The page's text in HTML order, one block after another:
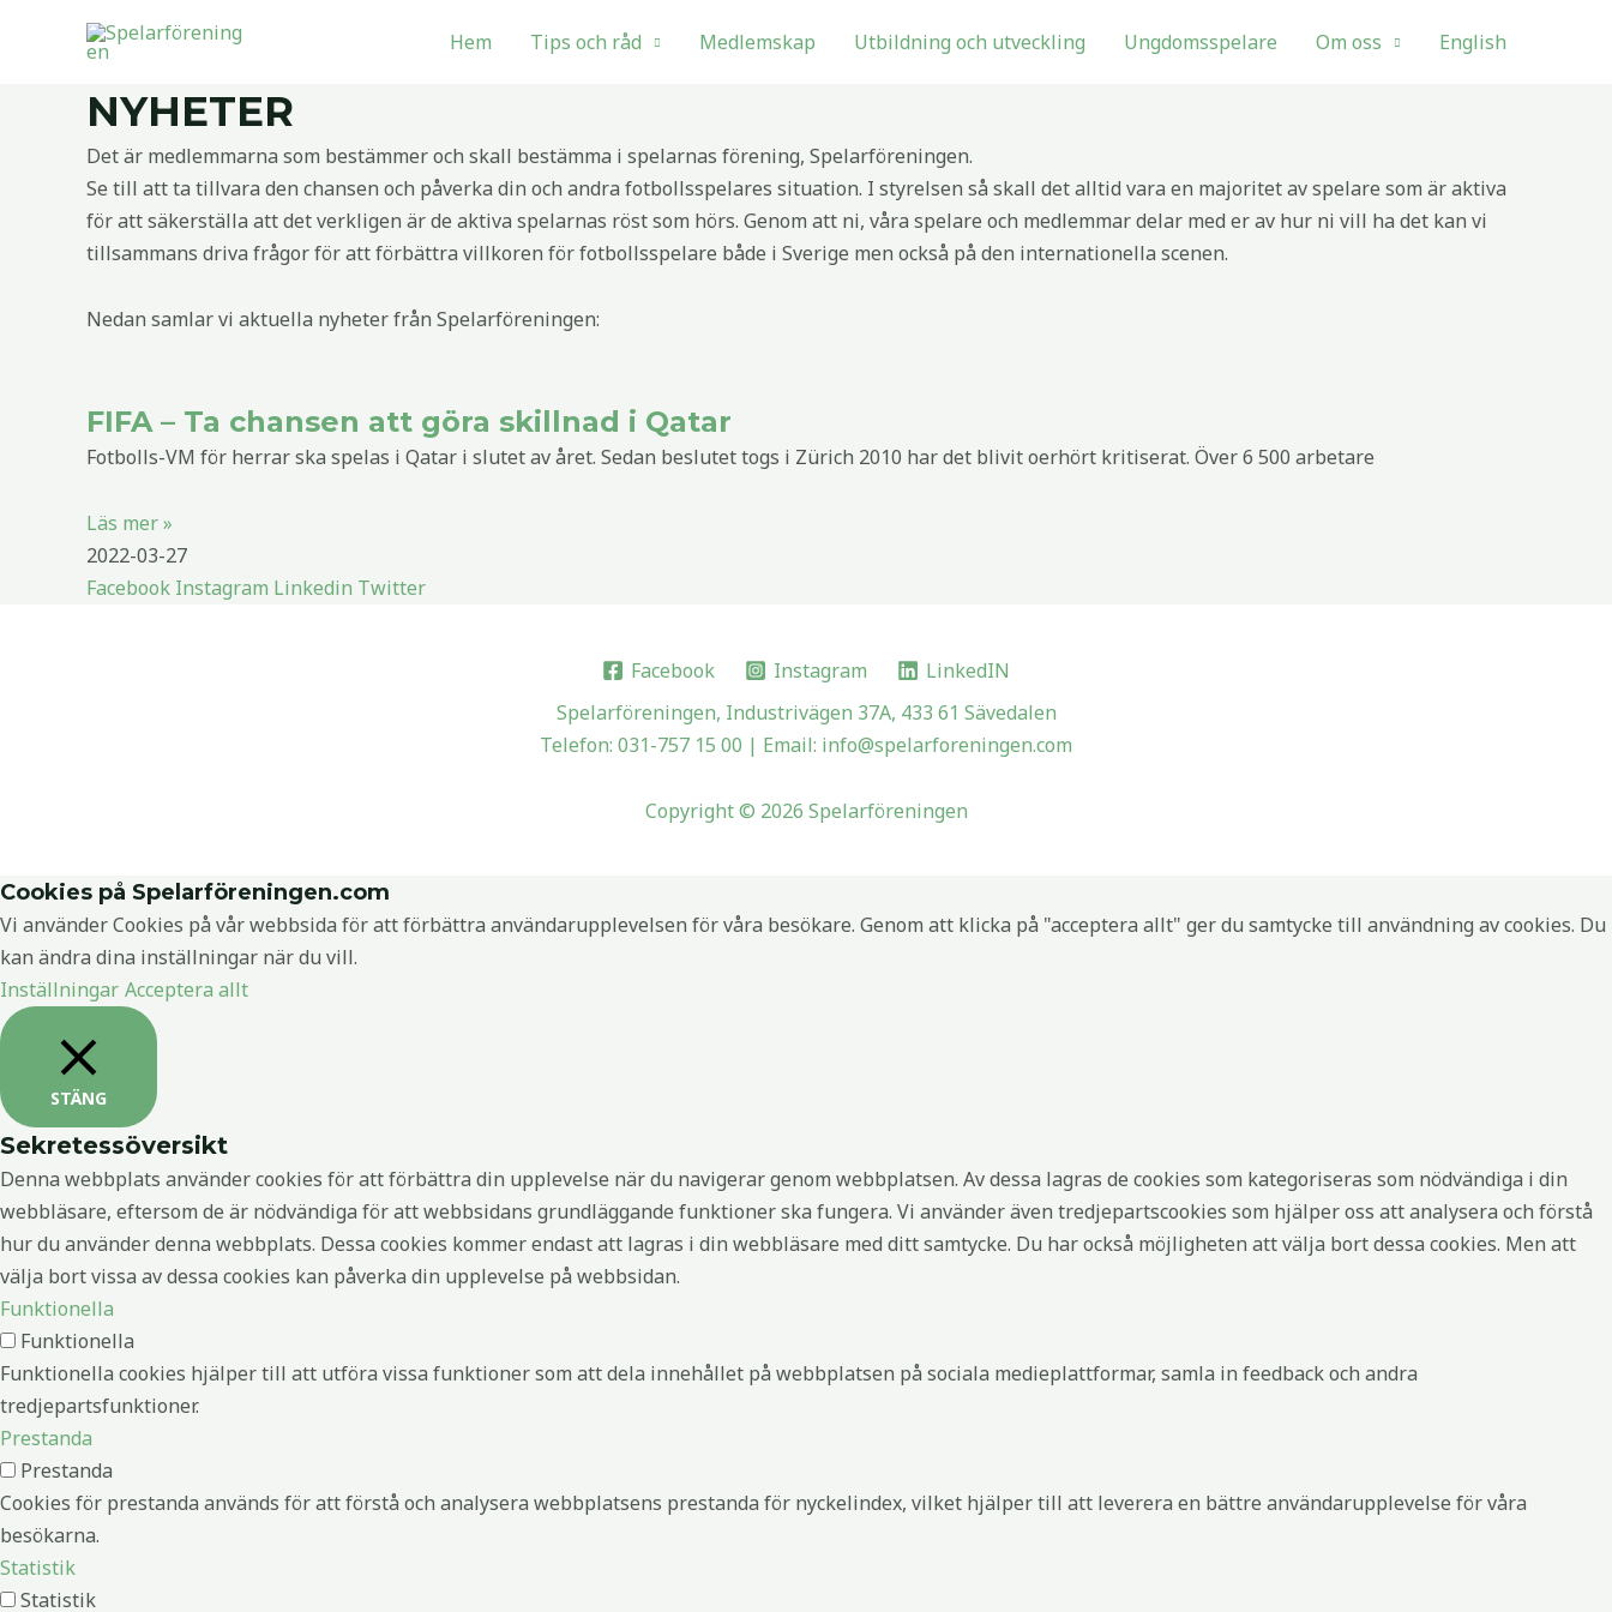
Hem Tips och råd Medlemskap Utbildning och utveckling Ungdomsspelare Om oss English
NYHETER
Det är medlemmarna som bestämmer och skall bestämma i spelarnas förening, Spelarföreningen.
Se till att ta tillvara den chansen och påverka din och andra fotbollsspelares situation. I styrelsen så skall det alltid vara en majoritet av spelare som är aktiva
för att säkerställa att det verkligen är de aktiva spelarnas röst som hörs. Genom att ni, våra spelare och medlemmar delar med er av hur ni vill ha det kan vi
tillsammans driva frågor för att förbättra villkoren för fotbollsspelare både i Sverige men också på den internationella scenen.
Nedan samlar vi aktuella nyheter från Spelarföreningen:
FIFA – Ta chansen att göra skillnad i Qatar
Fotbolls-VM för herrar ska spelas i Qatar i slutet av året. Sedan beslutet togs i Zürich 2010 har det blivit oerhört kritiserat. Över 6 500 arbetare
Läs mer »
2022-03-27
Facebook Instagram Linkedin Twitter
Facebook Instagram
LinkedIN
Spelarföreningen, Industrivägen 37A, 433 61 Sävedalen
Telefon: 031-757 15 00 | Email: info@spelarforeningen.com
Copyright © 2026 Spelarföreningen
Cookies på Spelarföreningen.com
Vi använder Cookies på vår webbsida för att förbättra användarupplevelsen för våra besökare. Genom att klicka på "acceptera allt" ger du samtycke till användning av cookies. Du
kan ändra dina inställningar när du vill.
Inställningar Acceptera allt
STÄNG
Sekretessöversikt
Denna webbplats använder cookies för att förbättra din upplevelse när du navigerar genom webbplatsen. Av dessa lagras de cookies som kategoriseras som nödvändiga i din
webbläsare, eftersom de är nödvändiga för att webbsidans grundläggande funktioner ska fungera. Vi använder även tredjepartscookies som hjälper oss att analysera och förstå
hur du använder denna webbplats. Dessa cookies kommer endast att lagras i din webbläsare med ditt samtycke. Du har också möjligheten att välja bort dessa cookies. Men att
välja bort vissa av dessa cookies kan påverka din upplevelse på webbsidan.
Funktionella
Funktionella
Funktionella cookies hjälper till att utföra vissa funktioner som att dela innehållet på webbplatsen på sociala medieplattformar, samla in feedback och andra
tredjepartsfunktioner.
Prestanda
Prestanda
Cookies för prestanda används för att förstå och analysera webbplatsens prestanda för nyckelindex, vilket hjälper till att leverera en bättre användarupplevelse för våra
besökarna.
Statistik
Statistik